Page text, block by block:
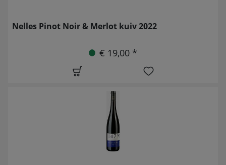
Nelles Pinot Noir & Merlot kuiv 2022
€ 19,00 *